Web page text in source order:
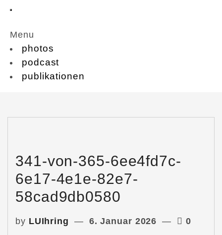
Menu
photos
podcast
publikationen
341-von-365-6ee4fd7c-
6e17-4e1e-82e7-
58cad9db0580
by LUIhring 6. Januar 2026 0